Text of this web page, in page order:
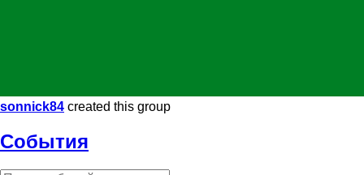
sonnick84 created this group
События